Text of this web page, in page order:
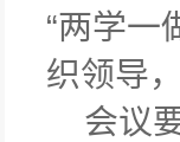
“两学一
织领导
会议要